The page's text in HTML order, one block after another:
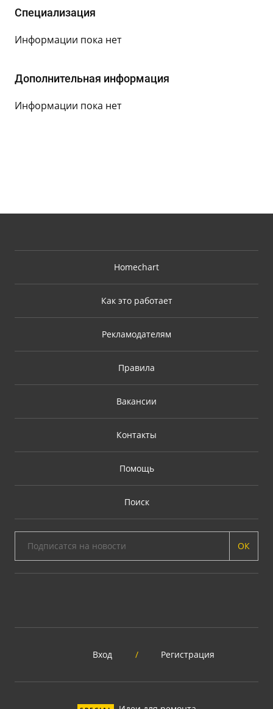
Специализация
Информации пока нет
Дополнительная информация
Информации пока нет
Homechart
Как это работает
Рекламодателям
Правила
Вакансии
Контакты
Помощь
Поиск
ОК
Вход / Регистрация